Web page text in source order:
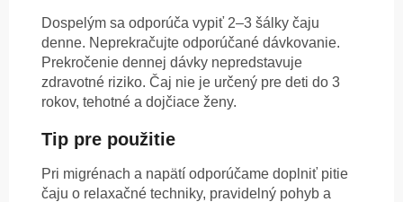
Dospelým sa odporúča vypiť 2–3 šálky čaju
denne. Neprekračujte odporúčané dávkovanie.
Prekročenie dennej dávky nepredstavuje
zdravotné riziko. Čaj nie je určený pre deti do 3
rokov, tehotné a dojčiace ženy.
Tip pre použitie
Pri migrénach a napätí odporúčame doplniť pitie
čaju o relaxačné techniky, pravidelný pohyb a